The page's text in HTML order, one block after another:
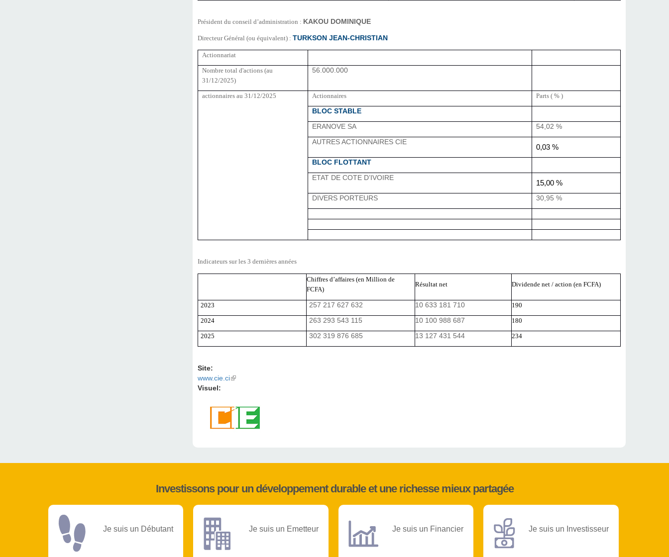
Président du conseil d’administration : KAKOU DOMINIQUE
Directeur Général (ou équivalent) : TURKSON JEAN-CHRISTIAN
Actionnariat
Nombre total d'actions (au
31/12/2025)
56.000.000
actionnaires au 31/12/2025 Actionnaires Parts ( % )
BLOC STABLE
ERANOVE SA 54,02 %
AUTRES ACTIONNAIRES CIE
0,03 %
BLOC FLOTTANT
ETAT DE COTE D’IVOIRE
15,00 %
DIVERS PORTEURS 30,95 %
Indicateurs sur les 3 dernières années
Chiffres d’affaires (en Million de
FCFA)
Résultat net Dividende net / action (en FCFA)
2023 257 217 627 632 10 633 181 710 190
2024 263 293 543 115 10 100 988 687 180
2025 302 319 876 685 13 127 431 544 234
Site:
www.cie.ci(link is external)
Visuel:
Investissons pour un développement durable et une richesse mieux partagée
Je suis un Débutant Je suis un Emetteur Je suis un Financier Je suis un Investisseur